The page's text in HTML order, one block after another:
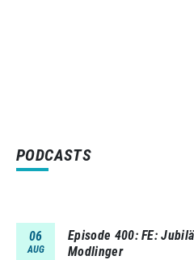
PODCASTS
06
AUG
Episode 400 FE:
Modlinger